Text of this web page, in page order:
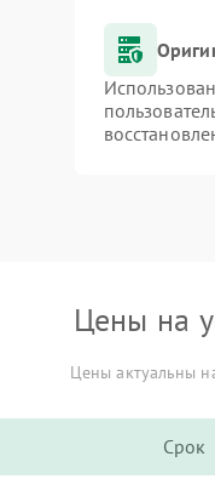
Цены на
Цены актуальны
Срок